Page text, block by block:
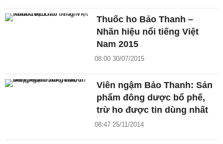
Thuốc ho Bảo Thanh –
Nhãn hiệu nổi tiếng Việt
Nam 2015
08:00 30/07/2015
Viên ngậm Bảo Thanh: Sản
phẩm đông dược bổ phế,
trừ ho được tin dùng nhất
08:47 25/11/2014